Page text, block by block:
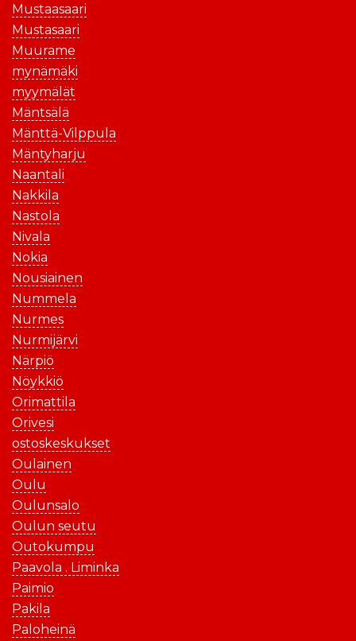
Mustaasaari
Mustasaari
Muurame
mynämäki
myymälät
Mäntsälä
Mänttä-Vilppula
Mäntyharju
Naantali
Nakkila
Nastola
Nivala
Nokia
Nousiainen
Nummela
Nurmes
Nurmijärvi
Närpiö
Nöykkiö
Orimattila
Orivesi
ostoskeskukset
Oulainen
Oulu
Oulunsalo
Oulun seutu
Outokumpu
Paavola . Liminka
Paimio
Pakila
Paloheinä